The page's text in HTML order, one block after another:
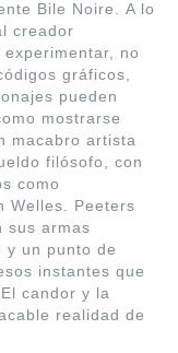
Bile Noire. A lo
creador
experimentar, no
gráficos,
pueden
mostrarse
macabro artista
filósofo, con
como
Welles. Peeters
sus armas
y un punto de
instantes que
candor y la
realidad de